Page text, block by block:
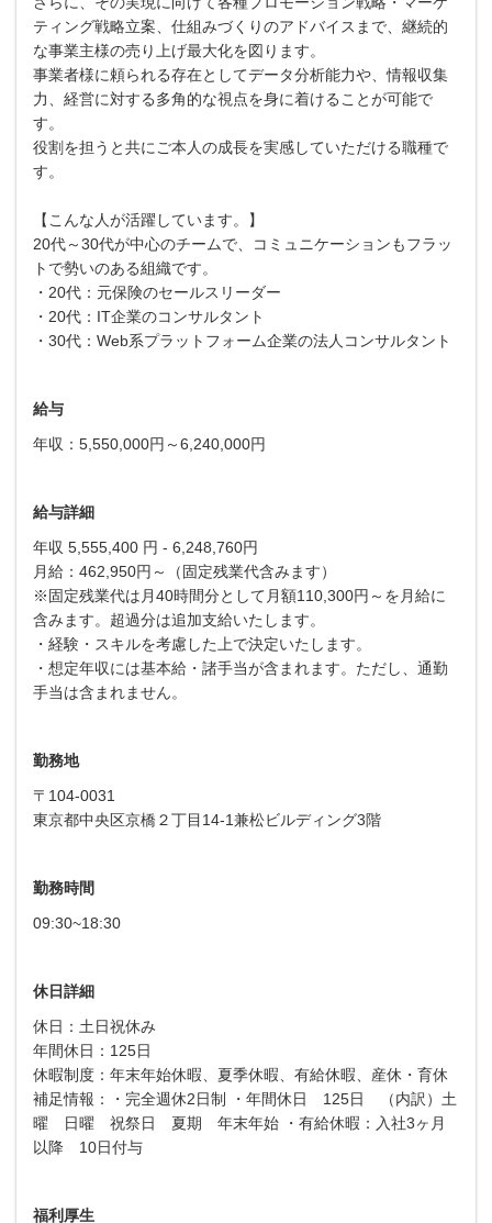
ティング戦略立案、仕組みづくりのアドバイスまで、継続的
な事業主様の売り上げ最大化を図ります。
事業者様に頼られる存在としてデータ分析能力や、情報収集
力、経営に対する多角的な視点を身に着けることが可能で
す。
役割を担うと共にご本人の成長を実感していただける職種で
す。
【こんな人が活躍しています。】
20代～30代が中心のチームで、コミュニケーションもフラッ
トで勢いのある組織です。
・20代：元保険のセールスリーダー
・20代：IT企業のコンサルタント
・30代：Web系プラットフォーム企業の法人コンサルタント
給与
年収：5,550,000円～6,240,000円
給与詳細
年収 5,555,400 円 - 6,248,760円
月給：462,950円～（固定残業代含みます）
※固定残業代は月40時間分として月額110,300円～を月給に
含みます。超過分は追加支給いたします。
・経験・スキルを考慮した上で決定いたします。
・想定年収には基本給・諸手当が含まれます。ただし、通勤
手当は含まれません。
勤務地
〒104-0031
東京都中央区京橋２丁目14-1兼松ビルディング3階
勤務時間
09:30~18:30
休日詳細
休日：土日祝休み
年間休日：125日
休暇制度：年末年始休暇、夏季休暇、有給休暇、産休・育休
補足情報：・完全週休2日制 ・年間休日 125日 （内訳）土
曜 日曜 祝祭日 夏期 年末年始 ・有給休暇：入社3ヶ月
以降 10日付与
福利厚生